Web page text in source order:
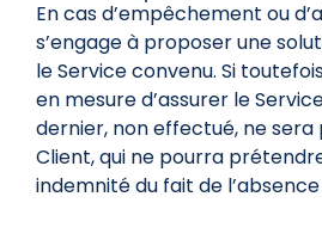
En cas d’empêchement ou
s’engage à proposer une
le Service convenu. Si
en mesure d’assurer le
dernier, non effectué, ne
Client, qui ne pourra
indemnité du fait de l’absence